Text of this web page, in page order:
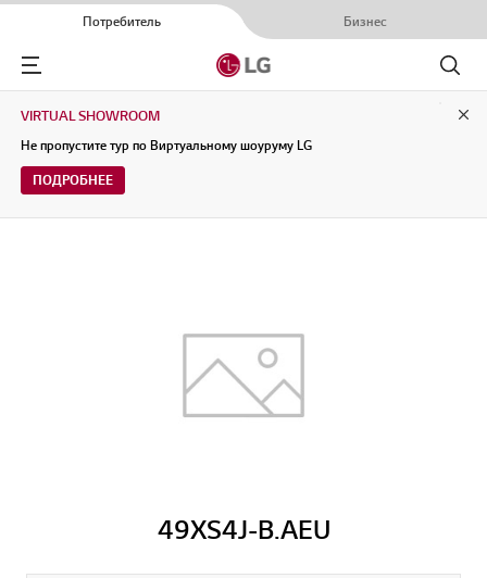
Потребитель Бизнес
Menu
Поиск
VIRTUAL SHOWROOM
Не пропустите тур по Виртуальному шоуруму LG
ПОДРОБНЕЕ
49XS4J-B.AEU